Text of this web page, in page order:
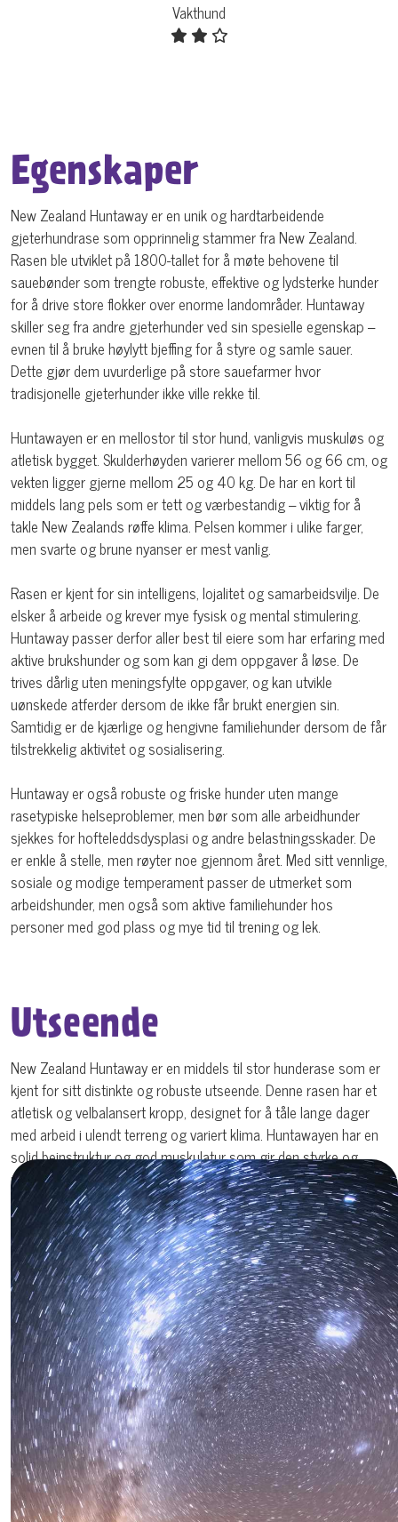
Vakthund
Egenskaper
New Zealand Huntaway er en unik og hardtarbeidende
gjeterhundrase som opprinnelig stammer fra New Zealand.
Rasen ble utviklet på 1800-tallet for å møte behovene til
sauebønder som trengte robuste, effektive og lydsterke hunder
for å drive store flokker over enorme landområder. Huntaway
skiller seg fra andre gjeterhunder ved sin spesielle egenskap –
evnen til å bruke høylytt bjeffing for å styre og samle sauer.
Dette gjør dem uvurderlige på store sauefarmer hvor
tradisjonelle gjeterhunder ikke ville rekke til.
Huntawayen er en mellostor til stor hund, vanligvis muskuløs og
atletisk bygget. Skulderhøyden varierer mellom 56 og 66 cm, og
vekten ligger gjerne mellom 25 og 40 kg. De har en kort til
middels lang pels som er tett og værbestandig – viktig for å
takle New Zealands røffe klima. Pelsen kommer i ulike farger,
men svarte og brune nyanser er mest vanlig.
Rasen er kjent for sin intelligens, lojalitet og samarbeidsvilje. De
elsker å arbeide og krever mye fysisk og mental stimulering.
Huntaway passer derfor aller best til eiere som har erfaring med
aktive brukshunder og som kan gi dem oppgaver å løse. De
trives dårlig uten meningsfylte oppgaver, og kan utvikle
uønskede atferder dersom de ikke får brukt energien sin.
Samtidig er de kjærlige og hengivne familiehunder dersom de får
tilstrekkelig aktivitet og sosialisering.
Huntaway er også robuste og friske hunder uten mange
rasetypiske helseproblemer, men bør som alle arbeidhunder
sjekkes for hofteleddsdysplasi og andre belastningsskader. De
er enkle å stelle, men røyter noe gjennom året. Med sitt vennlige,
sosiale og modige temperament passer de utmerket som
arbeidshunder, men også som aktive familiehunder hos
personer med god plass og mye tid til trening og lek.
Utseende
New Zealand Huntaway er en middels til stor hunderase som er
kjent for sitt distinkte og robuste utseende. Denne rasen har et
atletisk og velbalansert kropp, designet for å tåle lange dager
med arbeid i ulendt terreng og variert klima. Huntawayen har en
solid beinstruktur og god muskulatur som gir den styrke og
utholdenhet, to essensielle egenskaper for en gjeterhund.
Pelsen til en Huntaway varierer, men den vanligste pelslengden
er kort til middels. Pelsen er tett og beskyttende, noe som gjør
den motstandsdyktig mot både fukt og kulde. Noen individer kan
ha lengre pels, spesielt rundt hals og hale, men den skal alltid
være grov og værbestandig. Pelsen kommer gjerne i forskjellige
farger; de mest vanlige er sort med brune eller tanfargede
markeringer, men også helsorte eller sobel-varianter
forekommer.
Hodet til en Huntaway er stort og bredt med markert overgang
til snutepartiet. Øynene er middels store, uttrykksfulle og
vanligvis brune. Ørene er middels store til store, høyt ansatt og
bæres hengende tett inntil hodet. Snutepartiet er rett og kraftig,
og munnen er bred med et regelmessig saksebitt. Nesen er